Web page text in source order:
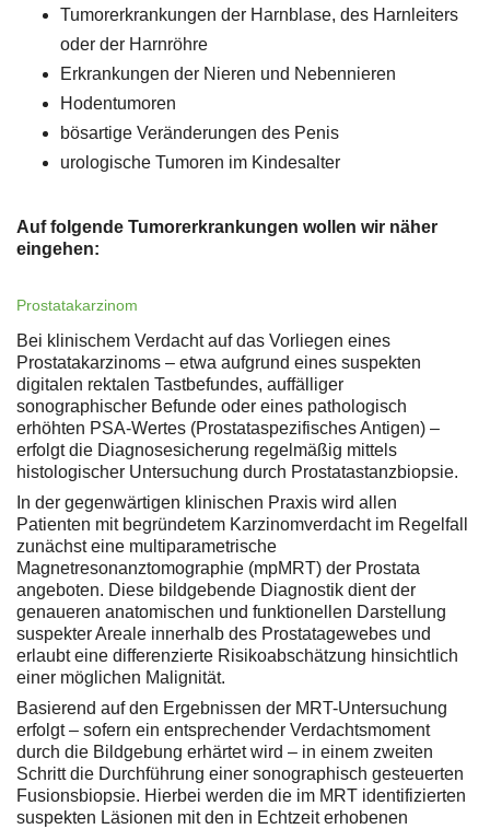
Tumorerkrankungen der Harnblase, des Harnleiters
oder der Harnröhre
Erkrankungen der Nieren und Nebennieren
Hodentumoren
bösartige Veränderungen des Penis
urologische Tumoren im Kindesalter
Auf folgende Tumorerkrankungen wollen wir näher
eingehen:
Prostatakarzinom
Bei klinischem Verdacht auf das Vorliegen eines
Prostatakarzinoms – etwa aufgrund eines suspekten
digitalen rektalen Tastbefundes, auffälliger
sonographischer Befunde oder eines pathologisch
erhöhten PSA-Wertes (Prostataspezifisches Antigen) –
erfolgt die Diagnosesicherung regelmäßig mittels
histologischer Untersuchung durch Prostatastanzbiopsie.
In der gegenwärtigen klinischen Praxis wird allen
Patienten mit begründetem Karzinomverdacht im Regelfall
zunächst eine multiparametrische
Magnetresonanztomographie (mpMRT) der Prostata
angeboten. Diese bildgebende Diagnostik dient der
genaueren anatomischen und funktionellen Darstellung
suspekter Areale innerhalb des Prostatagewebes und
erlaubt eine differenzierte Risikoabschätzung hinsichtlich
einer möglichen Malignität.
Basierend auf den Ergebnissen der MRT-Untersuchung
erfolgt – sofern ein entsprechender Verdachtsmoment
durch die Bildgebung erhärtet wird – in einem zweiten
Schritt die Durchführung einer sonographisch gesteuerten
Fusionsbiopsie. Hierbei werden die im MRT identifizierten
suspekten Läsionen mit den in Echtzeit erhobenen